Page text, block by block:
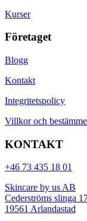
Kurser
Företaget
Blogg
Kontakt
Integritetspolicy
Villkor och
KONTAKT
+46 73 435 18 01
Skincare by us AB
Cederströms slinga
19561 Arlandastad